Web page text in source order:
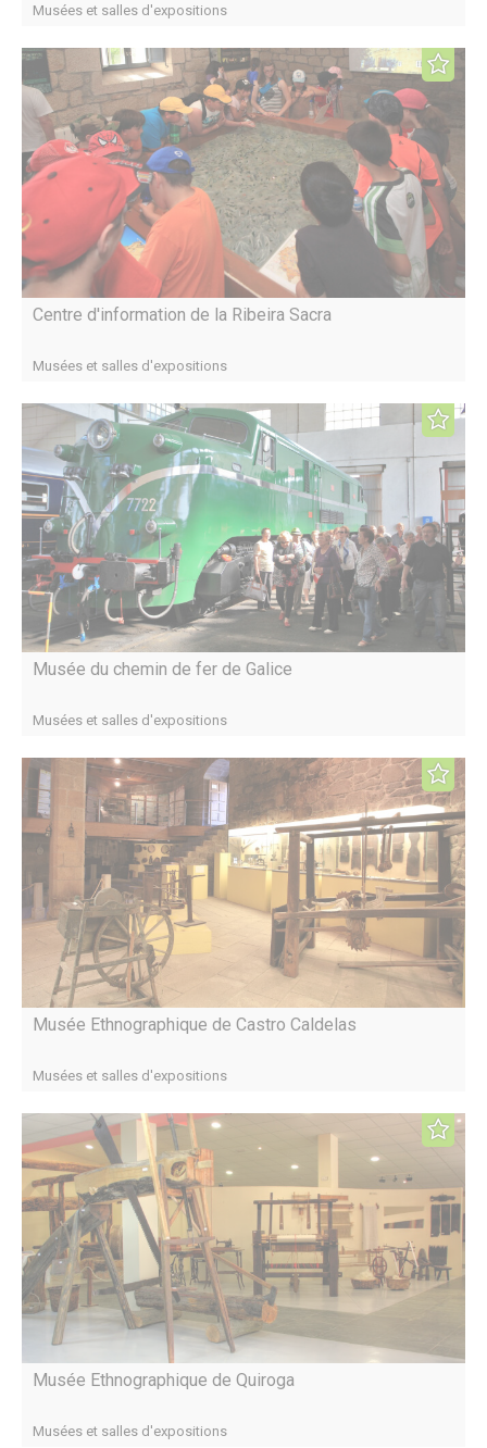
Musées et salles d'expositions
Centre d'information de la Ribeira Sacra
Musées et salles d'expositions
Musée du chemin de fer de Galice
Musées et salles d'expositions
Musée Ethnographique de Castro Caldelas
Musées et salles d'expositions
Musée Ethnographique de Quiroga
Musées et salles d'expositions